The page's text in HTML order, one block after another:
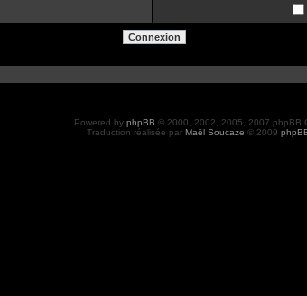
Powered by phpBB © 2000, 2002, 2005, 2007 phpBB
Traduction réalisée par Maël Soucaze © 2009